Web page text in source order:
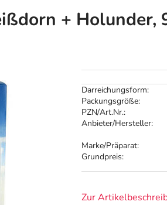
+ Holunder,
Darreichungsform:
Packungsgröße:
PZN/Art.Nr.:
Anbieter/Hersteller:
Marke/Präparat:
Grundpreis:
Zur